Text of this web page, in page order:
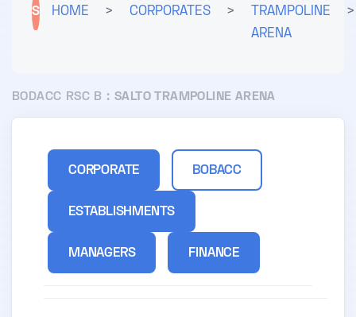
S HOME > CORPORATES >
TRAMPOLINE
ARENA
>
BODACC RSC B : SALTO TRAMPOLINE ARENA
CORPORATE BOBACC
ESTABLISHMENTS
MANAGERS FINANCE